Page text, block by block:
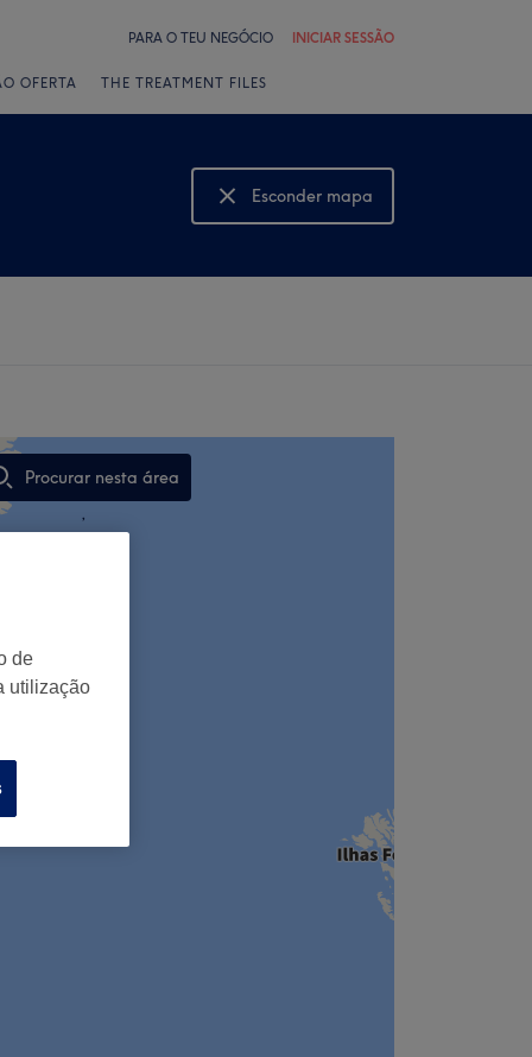
PARA O TEU NEGÓCIO INICIAR SESSÃO
OFERTA THE TREATMENT FILES
Esconder mapa
Mostrar mapa
Procurar nesta área
,
de
utilização